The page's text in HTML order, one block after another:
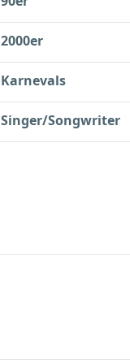
2000er
Karnevals
Singer/Songwriter